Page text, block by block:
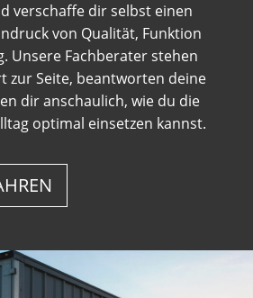
verschaffe dir selbst einen
von Qualität, Funktion
Unsere Fachberater stehen
zur Seite, beantworten deine
dir anschaulich, wie du die
optimal einsetzen kannst.